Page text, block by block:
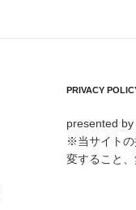
PRIVACY
presented
※当サイトの
変すること、